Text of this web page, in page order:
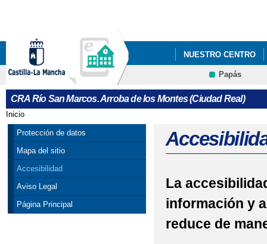
NUESTRO CENTRO
Papás
Contacto
CRA Río San Marcos. Arroba de los Montes (Ciudad Real)
Se encuentra usted aquí
Inicio
Protección de datos
Mapa del sitio
Accesibilidad
Aviso Legal
Página Principal
La
información y
reduce de